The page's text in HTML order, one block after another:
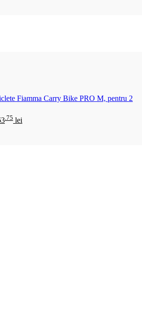
Fiamma Carry Bike PRO M, pentru 2
.75 lei